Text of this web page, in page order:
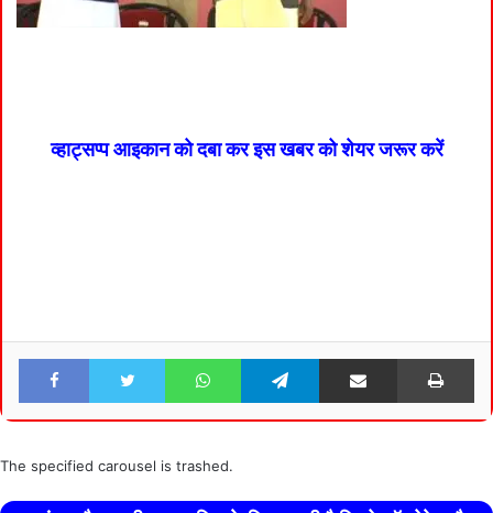
व्हाट्सप्प आइकान को दबा कर इस खबर को शेयर जरूर करें
Facebook Twitter WhatsApp Telegram Share via Email
The specified carousel is trashed.